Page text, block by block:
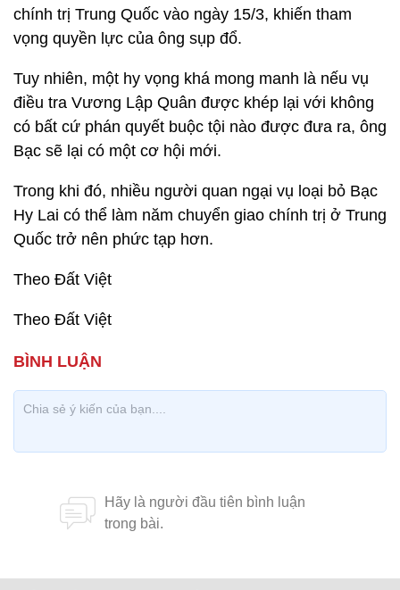
chính trị Trung Quốc vào ngày 15/3, khiến tham
vọng quyền lực của ông sụp đổ.
Tuy nhiên, một hy vọng khá mong manh là nếu vụ
điều tra Vương Lập Quân được khép lại với không
có bất cứ phán quyết buộc tội nào được đưa ra, ông
Bạc sẽ lại có một cơ hội mới.
Trong khi đó, nhiều người quan ngại vụ loại bỏ Bạc
Hy Lai có thể làm năm chuyển giao chính trị ở Trung
Quốc trở nên phức tạp hơn.
Theo Đất Việt
Theo Đất Việt